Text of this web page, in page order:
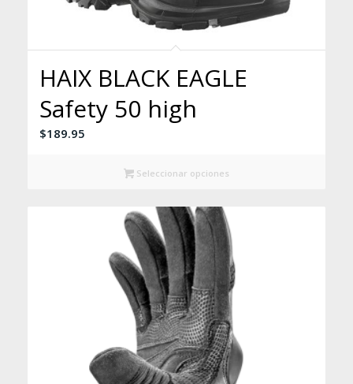
HAIX BLACK EAGLE
Safety 50 high
$189.95
Seleccionar opciones